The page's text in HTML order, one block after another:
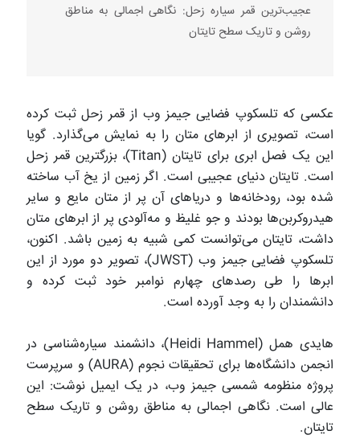
عجیب‌ترین قمر سیاره زحل: نگاهی اجمالی به مناطق
روشن و تاریک سطح تایتان
عکسی که تلسکوپ فضایی جیمز وب از قمر زحل ثبت کرده
است، تصویری از ابرهای متان را به نمایش می‌گذارد. گویا
این یک فصل ابری برای تایتان (Titan)، بزرگترین قمر زحل
است. تایتان دنیای عجیبی است. اگر زمین از یخ آب ساخته
شده بود، رودخانه‌ها و دریاهای آن پر از متان مایع و سایر
هیدروکربن‌ها بودند و جو غلیظ و مه‌آلودی پر از ابرهای متان
داشت، تایتان می‌توانست کمی شبیه به زمین باشد. اکنون،
تلسکوپ فضایی جیمز وب (JWST)، تصویر دو مورد از این
ابرها را طی رصدهای چهارم نوامبر خود ثبت کرده و
دانشمندان را به وجد آورده است.
هایدی همل (Heidi Hammel)، دانشمند سیاره‌شناسی در
انجمن دانشگاه‌ها برای تحقیقات نجوم (AURA) و سرپرست
پروژه منظومه شمسی جیمز وب، در یک ایمیل نوشت: این
عالی است. نگاهی اجمالی به مناطق روشن و تاریک سطح
تایتان.